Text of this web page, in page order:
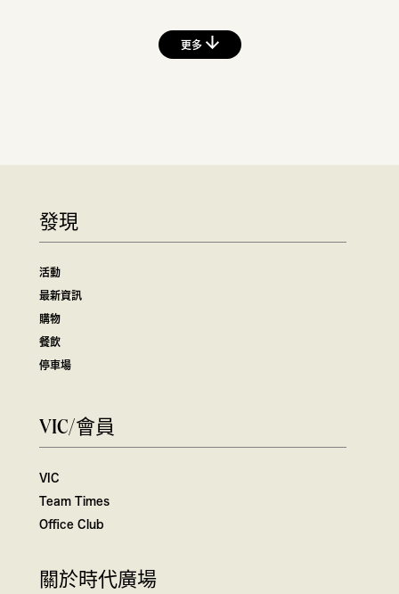
更多
發現
活動
最新資訊
購物
餐飲
停車場
VIC/會員
VIC
Team Times
Office Club
關於時代廣場